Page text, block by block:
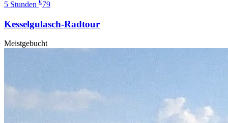
5 Stunden €79
Kesselgulasch-Radtour
Meistgebucht